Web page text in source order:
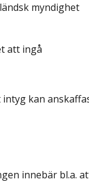
myndighet
att ingå
kan
innebär bl.a.